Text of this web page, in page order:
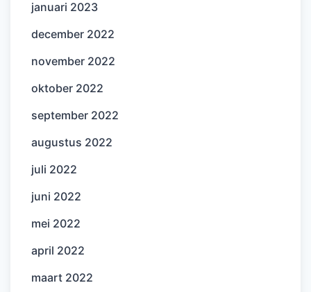
januari 2023
december 2022
november 2022
oktober 2022
september 2022
augustus 2022
juli 2022
juni 2022
mei 2022
april 2022
maart 2022